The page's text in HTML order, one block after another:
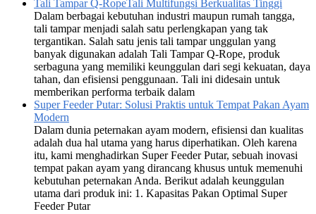
Tali Tampar Q-RopeTali Multifungsi Berkualitas Tinggi
Dalam berbagai kebutuhan industri maupun rumah tangga,
tali tampar menjadi salah satu perlengkapan yang tak
tergantikan. Salah satu jenis tali tampar unggulan yang
banyak digunakan adalah Tali Tampar Q-Rope, produk
serbaguna yang memiliki keunggulan dari segi kekuatan, daya
tahan, dan efisiensi penggunaan. Tali ini didesain untuk
memberikan performa terbaik dalam
Super Feeder Putar: Solusi Praktis untuk Tempat Pakan Ayam
Modern
Dalam dunia peternakan ayam modern, efisiensi dan kualitas
adalah dua hal utama yang harus diperhatikan. Oleh karena
itu, kami menghadirkan Super Feeder Putar, sebuah inovasi
tempat pakan ayam yang dirancang khusus untuk memenuhi
kebutuhan peternakan Anda. Berikut adalah keunggulan
utama dari produk ini: 1. Kapasitas Pakan Optimal Super
Feeder Putar